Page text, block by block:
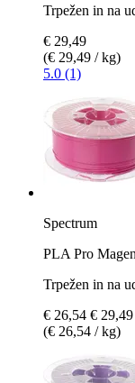
Trpežen in na
€ 29,49
(€ 29,49 / kg)
5.0 (1)
Spectrum
PLA Pro
Trpežen in na
€ 26,54 € 29,49
(€ 26,54 / kg)